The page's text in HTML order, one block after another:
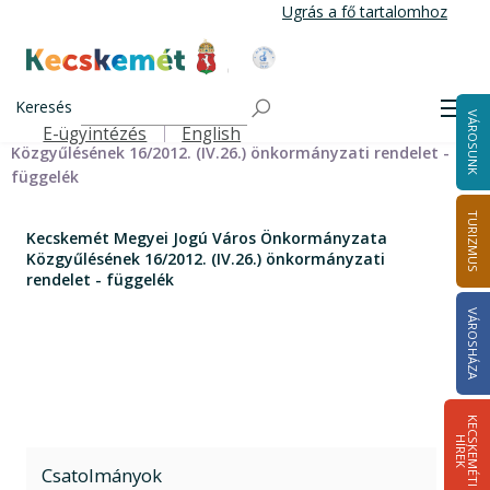
tartalomra
Ugrás a fő tartalomhoz
Kecskemét Város Honlapja
Keresés
Felső navigáció
E-ügyintézés English VÁROSUNK
TURIZMUS
VÁROSHÁZA
K
E
C
S
K
E
M
É
T
I
HÍ
R
E
K
Önkormányzat
Rendeletek egységes szerkezetben
Kecskemét Megyei Jogú Város Önkormányzata
Közgyűlésének 16/2012. (IV.26.) önkormányzati rendelet -
függelék
Kecskemét Megyei Jogú Város Önkormányzata
Közgyűlésének 16/2012. (IV.26.) önkormányzati
rendelet - függelék
Csatolmányok